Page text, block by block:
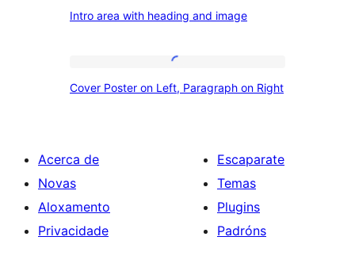
area
and
Intro area with heading and image
Poster
Paragraph
Right
Cover Poster on Left, Paragraph on Right
Acerca de
Novas
Aloxamento
Privacidade
Escaparate
Temas
Plugins
Padróns